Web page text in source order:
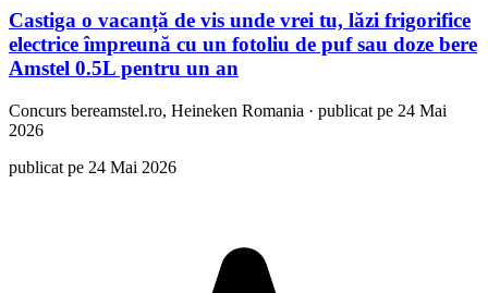
Castiga o vacanță de vis unde vrei tu, lăzi frigorifice
electrice împreună cu un fotoliu de puf sau doze bere
Amstel 0.5L pentru un an
Concurs bereamstel.ro, Heineken Romania · publicat pe 24 Mai
2026
publicat pe 24 Mai 2026